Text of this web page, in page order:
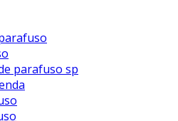
parafuso sp